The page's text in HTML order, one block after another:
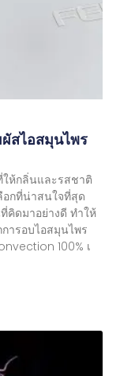
สไอสมุนไพร
ให้กลิ่นและรสชาติ
อกที่น่าสนใจที่สุด
คิดมาอย่างดี ทำให้
ารอบไอสมุนไพร
100% เ